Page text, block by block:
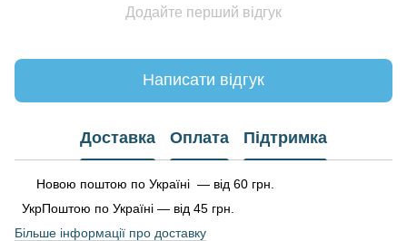
Додайте перший відгук
Написати відгук
Доставка Оплата Підтримка
Новою поштою по Україні — від 60 грн.
УкрПоштою по Україні — від 45 грн.
Більше інформації про доставку